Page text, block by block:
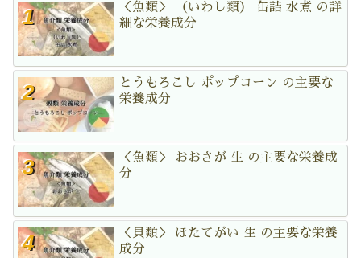
＜魚類＞ （いわし類） 缶詰 水煮 の詳
細な栄養成分
とうもろこし ポップコーン の主要な
栄養成分
＜魚類＞ おおさが 生 の主要な栄養成
分
＜貝類＞ ほたてがい 生 の主要な栄養
成分